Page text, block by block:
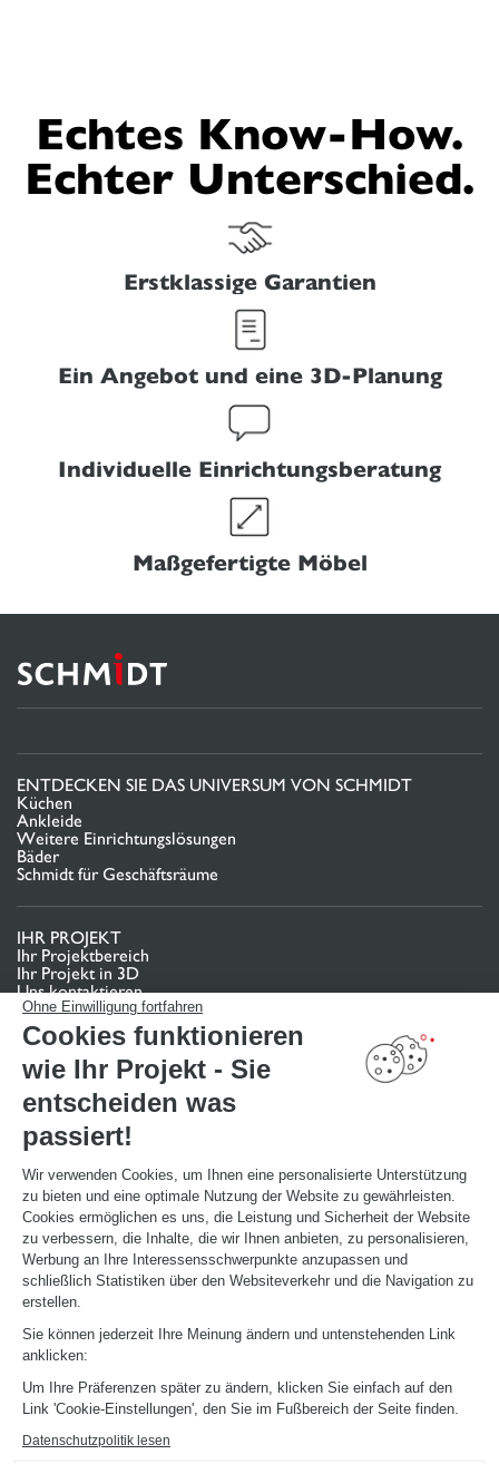
Ohne Einwilligung fortfahren
Cookies funktionieren
wie Ihr Projekt - Sie
entscheiden was
passiert!
Wir verwenden Cookies, um Ihnen eine personalisierte Unterstützung
zu bieten und eine optimale Nutzung der Website zu gewährleisten.
Cookies ermöglichen es uns, die Leistung und Sicherheit der Website
zu verbessern, die Inhalte, die wir Ihnen anbieten, zu personalisieren,
Werbung an Ihre Interessensschwerpunkte anzupassen und
schließlich Statistiken über den Websiteverkehr und die Navigation zu
erstellen.
Sie können jederzeit Ihre Meinung ändern und untenstehenden Link
anklicken:
Um Ihre Präferenzen später zu ändern, klicken Sie einfach auf den
Link 'Cookie-Einstellungen', den Sie im Fußbereich der Seite finden.
Datenschutzpolitik lesen
Echtes Know-How.
Echter Unterschied.
Erstklassige Garantien
Ein Angebot und eine 3D-Planung
Individuelle Einrichtungsberatung
Maßgefertigte Möbel
ENTDECKEN SIE DAS UNIVERSUM VON SCHMIDT
Küchen
Ankleide
Weitere Einrichtungslösungen
Bäder
Schmidt für Geschäftsräume
IHR PROJEKT
Ihr Projektbereich
Ihr Projekt in 3D
Uns kontaktieren
Finden Sie Ihr Studio
TERMIN VEREINBAREN
NÜTZLICHE LINKS
Aktionswochen
Montageanleitung und Pflegeleitfaden
Katalog herunterladen
ÜBER
News aus dem Unternehmen
Karriere - Wir stellen ein
Ein Studio eröffnen
Unsere Studios in Deutschland